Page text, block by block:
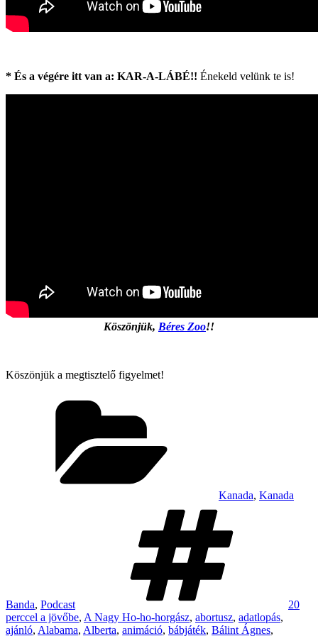
* És a végére itt van a: KAR-A-LÁBÉ!! Énekeld velünk te is!
Köszönjük, Béres Zoo!!
Köszönjük a megtisztelő figyelmet!
Kanada, Kanada
Banda, Podcast
20
perccel a jövőbe, A Nagy Ho-ho-horgász, abortusz, adatlopás,
ajánló, Alabama, Alberta, animáció, bábjáték, Bálint Ágnes,